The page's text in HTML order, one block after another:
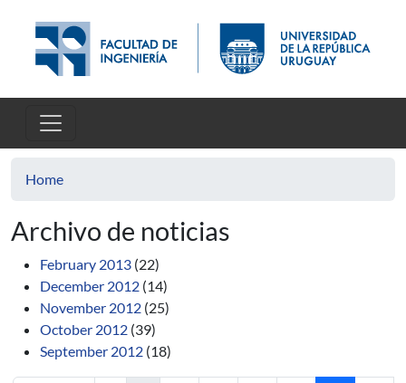
Home
Archivo de noticias
February 2013 (22)
December 2012 (14)
November 2012 (25)
October 2012 (39)
September 2012 (18)